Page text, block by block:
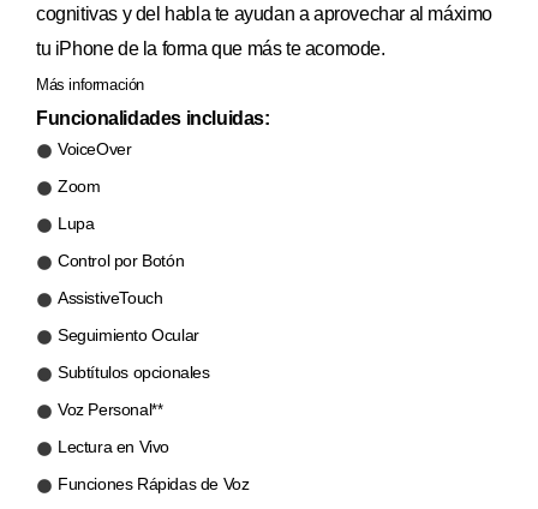
cognitivas y del habla te ayudan a aprovechar al máximo
tu iPhone de la forma que más te acomode.
Más información
Funcionalidades incluidas:
VoiceOver
Zoom
Lupa
Control por Botón
AssistiveTouch
Seguimiento Ocular
Subtítulos opcionales
Voz Personal**
Lectura en Vivo
Funciones Rápidas de Voz